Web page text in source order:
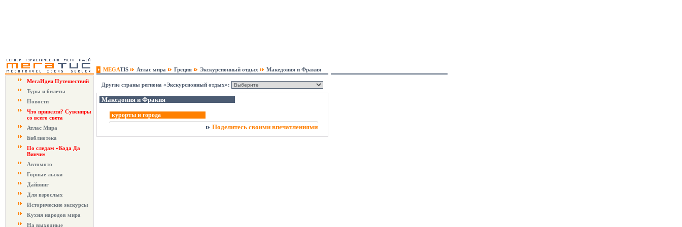
MEGATIS Атлас мира Греция Экскурсионный отдых
Македония и Фракия
МегаИдеи Путешествий
Туры и билеты
Новости
Что привезти? Сувениры
со всего света
Атлас Мира
Библиотека
По следам «Кода Да
Винчи»
Автомото
Горные лыжи
Дайвинг
Для взрослых
Исторические экскурсы
Кухня народов мира
На выходные
Другие страны региона «Экскурсионный отдых»:
Македония и Фракия
курорты и города
Поделитесь своими впечатлениями